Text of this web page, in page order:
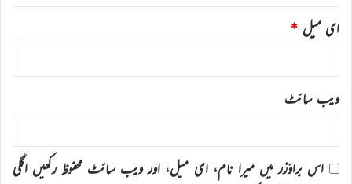
ای میل *
ویب‌ سائٹ
اس براؤزر میں میرا نام، ای میل، اور ویب سائٹ محفوظ رکھیں اگلی